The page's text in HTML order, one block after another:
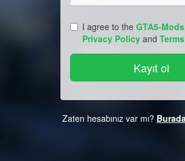
I agree to the GTA5-
Privacy Policy and
Zaten hesabınız var mı?